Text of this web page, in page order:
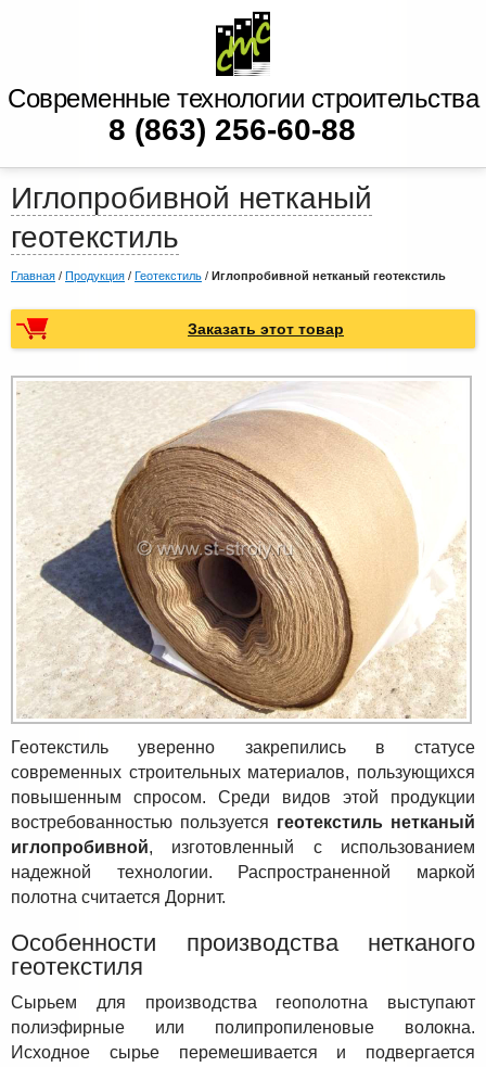
Современные технологии строительства
8 (863) 256-60-88
Иглопробивной нетканый
геотекстиль
Главная / Продукция / Геотекстиль / Иглопробивной нетканый геотекстиль
Заказать этот товар
Геотекстиль уверенно закрепились в статусе
современных строительных материалов, пользующихся
повышенным спросом. Среди видов этой продукции
востребованностью пользуется геотекстиль нетканый
иглопробивной, изготовленный с использованием
надежной технологии. Распространенной маркой
полотна считается Дорнит.
Особенности производства нетканого
геотекстиля
Сырьем для производства геополотна выступают
полиэфирные или полипропиленовые волокна.
Исходное сырье перемешивается и подвергается